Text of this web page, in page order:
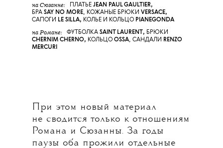
на Сюзанне: ПЛАТЬЕ JEAN PAUL GAULTIER,
БРА SAY NO MORE, КОЖАНЫЕ БРЮКИ VERSACE,
САПОГИ LE SILLA, КОЛЬЕ И КОЛЬЦО PIANEGONDA
на Романе: ФУТБОЛКА SAINT LAURENT, БРЮКИ
CHERNIM CHERNO, КОЛЬЦО OSSA, САНДАЛИ RENZO
MERCURI
При этом новый материал
не сводится только к отношениям
Романа и Сюзанны. За годы
паузы оба прожили отдельные